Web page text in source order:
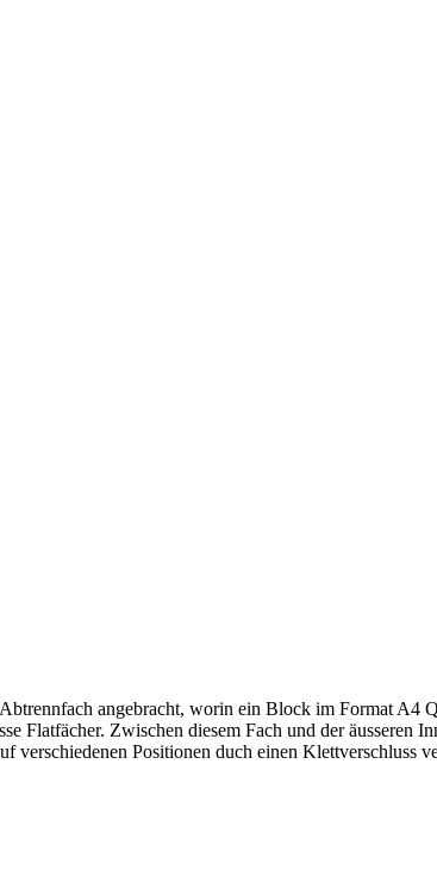
angebracht, worin ein Block im Format A4
Flatfächer. Zwischen diesem Fach und der äusseren
Positionen duch einen Klettverschluss